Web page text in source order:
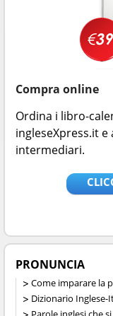
Compra online
Ordina i libro-
ingleseXpress.it
intermediari.
PRONUNCIA
Come imparare la
Dizionario